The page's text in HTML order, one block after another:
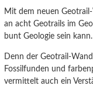
Mit dem neuen
an acht Geotrails im
bunt Geologie sein kann.
Denn der Geotrail-
Fossilfunden und
vermittelt auch ein